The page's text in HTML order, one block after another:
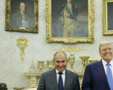
ожидается жара до
районе расследуется
помолвки с участием